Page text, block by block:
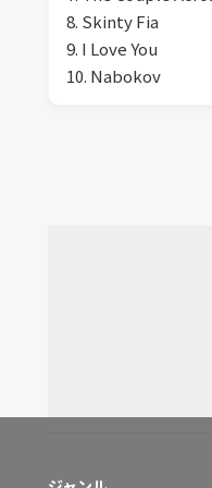
8. Skinty Fia
9. I Love You
10. Nabokov